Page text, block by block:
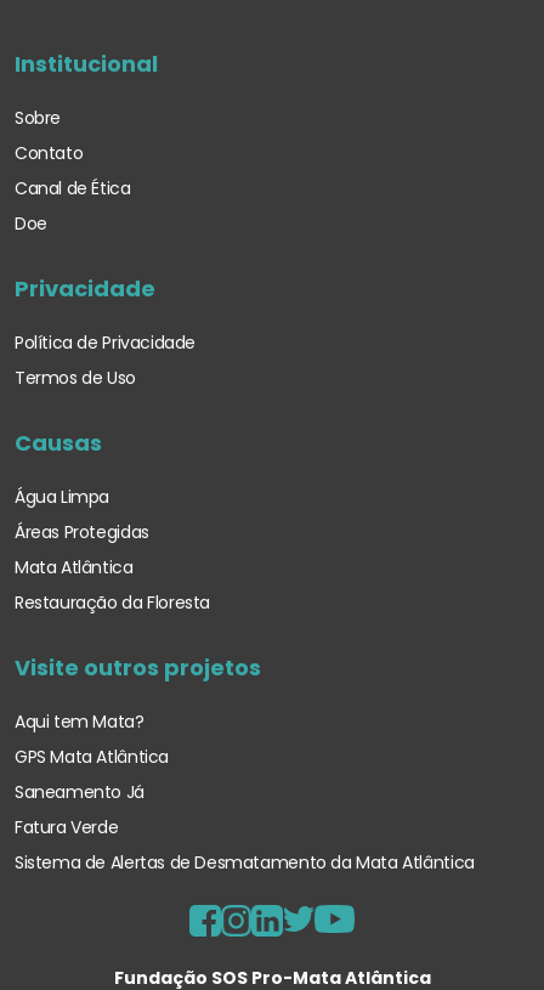
Institucional
Sobre
Contato
Canal de Ética
Doe
Privacidade
Política de Privacidade
Termos de Uso
Causas
Água Limpa
Áreas Protegidas
Mata Atlântica
Restauração da Floresta
Visite outros projetos
Aqui tem Mata?
GPS Mata Atlântica
Saneamento Já
Fatura Verde
Sistema de Alertas de Desmatamento da Mata Atlântica
Fundação SOS Pro-Mata Atlântica